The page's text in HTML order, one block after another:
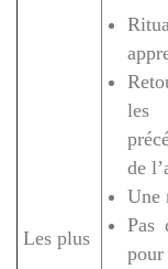
Les plus
de
Une
Pas
pour